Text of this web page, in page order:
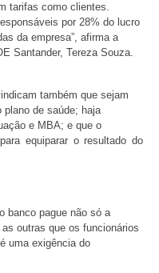
tarifas como clientes.
por 28% do lucro
da empresa”, afirma a
Santander, Tereza Souza.
também que sejam
de saúde; haja
e MBA; e que o
equiparar o resultado do
banco pague não só a
outras que os funcionários
uma exigência do